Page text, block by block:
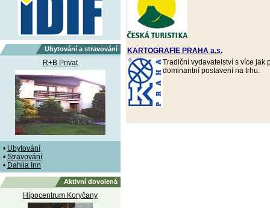
Ubytování a stravování
R+B Privat
• Ubytování
• Stravování
• Dahlia Inn
Aktivní dovolená
Hipocentrum Koryčany
KARTOGRAFIE PRAHA a.s.
Tradiční vydavatelství s více jak
dominantní postavení na trhu.